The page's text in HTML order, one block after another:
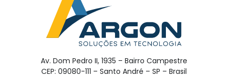
Av. Dom Pedro II, 1935 – Bairro Campestre
CEP: 09080-111 – Santo André – SP – Brasil